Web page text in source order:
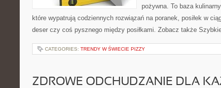
pożywna. To baza
które wypatrują codziennych rozwiązań na poranek, posiłek w
deser czy coś pysznego między posiłkami. Zobacz także
CATEGORIES: TRENDY W ŚWIECIE PIZZY
ZDROWE ODCHUDZANIE DLA